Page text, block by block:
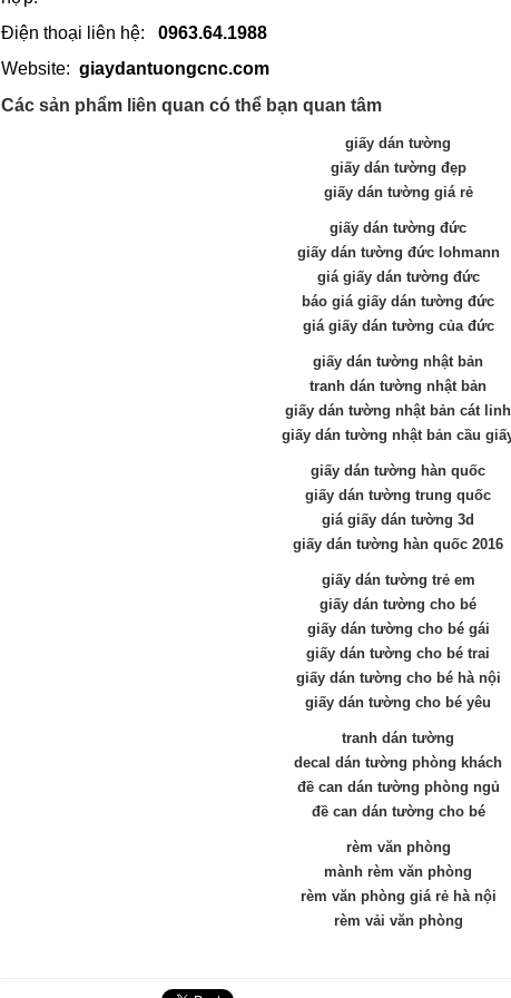
Điện thoại liên hệ: 0963.64.1988
Website: giaydantuongcnc.com
Các sản phẩm liên quan có thể bạn quan tâm
giấy dán tường
giấy dán tường đẹp
giấy dán tường giá rẻ
giấy dán tường đức
giấy dán tường đức lohmann
giá giấy dán tường đức
báo giá giấy dán tường đức
giá giấy dán tường của đức
giấy dán tường nhật bản
tranh dán tường nhật bản
giấy dán tường nhật bản cát linh
giấy dán tường nhật bản cầu
giấy dán tường hàn quốc
giấy dán tường trung quốc
giá giấy dán tường 3d
giấy dán tường hàn quốc 2016
giấy dán tường trẻ em
giấy dán tường cho bé
giấy dán tường cho bé gái
giấy dán tường cho bé trai
giấy dán tường cho bé hà nội
giấy dán tường cho bé yêu
tranh dán tường
decal dán tường phòng khách
đề can dán tường phòng ngủ
đề can dán tường cho bé
rèm văn phòng
mành rèm văn phòng
rèm văn phòng giá rẻ hà nội
rèm vải văn phòng